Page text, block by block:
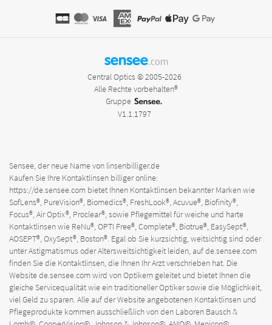
sensee.com
Central Optics © 2005-2026
Alle Rechte vorbehalten®
Gruppe
V1.1.1797
Sensee, der neue Name von linsenbilliger.de
Kaufen Sie Ihre Kontaktlinsen billiger online:
https://de.sensee.com bietet Ihnen Kontaktlinsen bekannter Marken wie
SofLens®, PureVision®, Biomedics®, FreshLook®, Acuvue®, Biofinity®,
Focus®, Air Optix®, Proclear®, sowie Pflegemittel für weiche und harte
Kontaktlinsen wie ReNu®, OPTI Free®, Complete®, Biotrue®, EasySept®,
AOSEPT®, OxySept®, Boston®. Egal ob Sie kurzsichtig, weitsichtig sind oder
unter Astigmatismus oder Altersweitsichtigkeit leiden, aufde.sensee.com
finden Sie die Kontaktlinsen, die Ihnen Ihr Arzt verschrieben hat. Die
Websitede.sensee.comwird von Optikern geleitet und bietet Ihnen die
gleiche Servicequalität wie ein traditioneller Optiker sowie die Möglichkeit,
viel Geld zu sparen. Alle auf der Website angebotenen Kontaktlinsen und
Pflegeprodukte kommen ausschließlich von den Laboren Bausch &